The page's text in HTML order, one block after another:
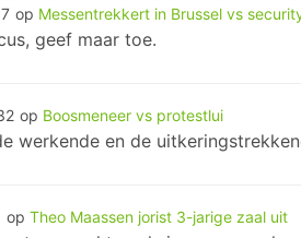
op Messentrekkert in Brussel vs
geef maar toe.
op Boosmeneer vs protestlui
werkende en de
op Theo Maassen jorist 3-jarige zaal uit